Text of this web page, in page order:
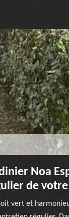
Noa
de
vert et